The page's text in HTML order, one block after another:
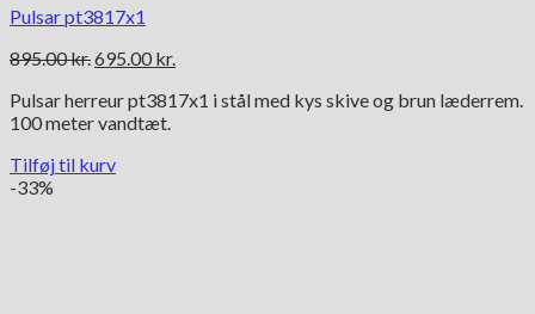
Pulsar pt3817x1
895.00kr.Den
pris
var:
695.00 kr.
pris
Pulsar herreur pt3817x1 i stål med kys skive og brun læderrem.
100 meter vandtæt.
Tilføj til kurv
-33%